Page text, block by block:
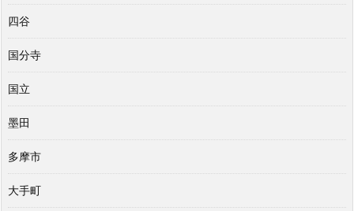
四谷
国分寺
国立
墨田
多摩市
大手町